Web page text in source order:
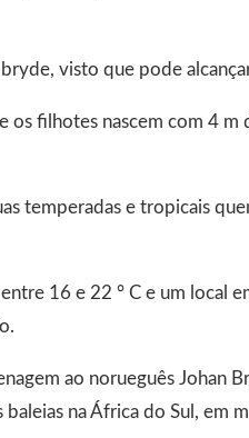
visto que pode
os filhotes nascem com 4
temperadas e tropicais
16 e 22 ° C e um local
ao norueguês Johan
na África do Sul, em